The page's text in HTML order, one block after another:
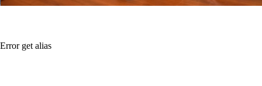
Error get alias